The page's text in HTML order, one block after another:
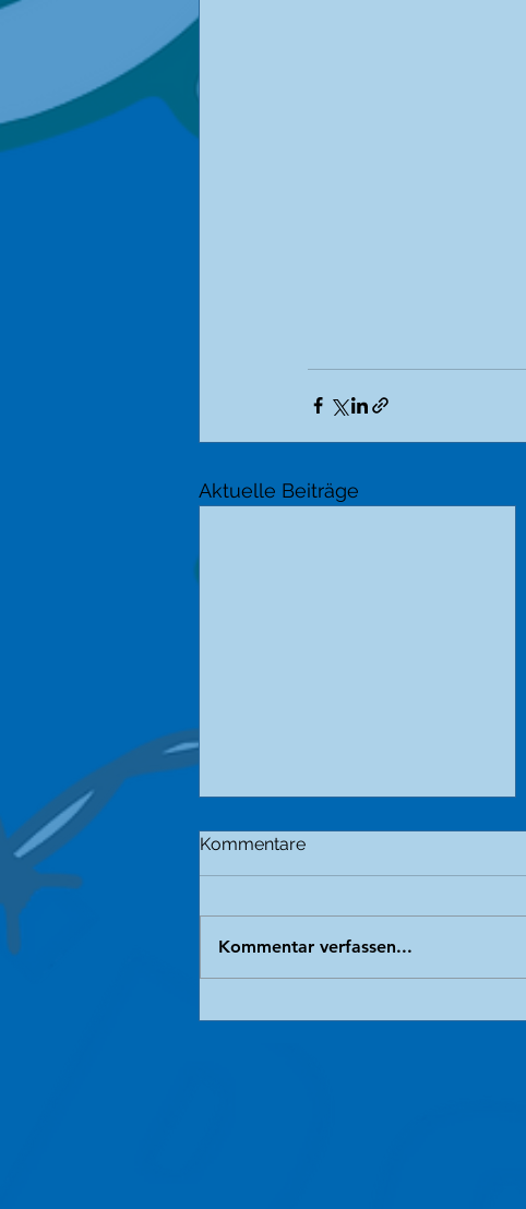
Aktuelle Beiträge
Kommentare
Kommentar verfassen...